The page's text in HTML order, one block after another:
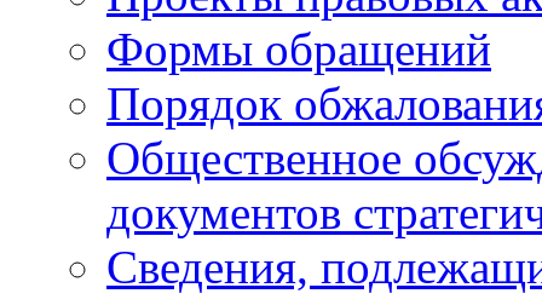
Формы обращений
Порядок
Общественное
документов
Сведения,